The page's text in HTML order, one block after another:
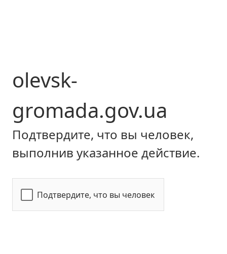
olevsk-
gromada.gov.ua
Подтвердите, что вы человек,
выполнив указанное действие.
Подтвердите, что вы человек